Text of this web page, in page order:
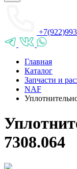
Главная
Каталог
Запчасти и
NAF
7308.064